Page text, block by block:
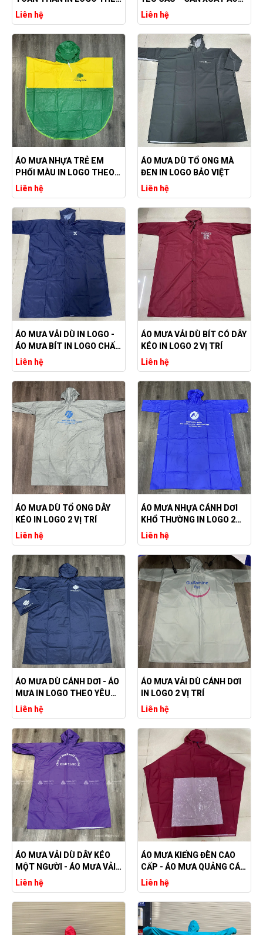
YÊU CẦU
Liên hệ
MƯA GIÁ RẺ
Liên hệ
ÁO MƯA NHỰA TRẺ EM
PHỐI MÀU IN LOGO THEO
YÊU CẦU
Liên hệ
ÁO MƯA DÙ TỔ ONG MÀ
ĐEN IN LOGO BẢO VIỆT
Liên hệ
ÁO MƯA VẢI DÙ IN LOGO -
ÁO MƯA BÍT IN LOGO CHẤT
LƯỢNG
Liên hệ
ÁO MƯA VẢI DÙ BÍT CÓ DÂY
KÉO IN LOGO 2 VỊ TRÍ
Liên hệ
ÁO MƯA DÙ TỔ ONG DÂY
KÉO IN LOGO 2 VỊ TRÍ
Liên hệ
ÁO MƯA NHỰA CÁNH DƠI
KHỔ THƯỜNG IN LOGO 2
MẶT
Liên hệ
ÁO MƯA DÙ CÁNH DƠI - ÁO
MƯA IN LOGO THEO YÊU
CẦU
Liên hệ
ÁO MƯA VẢI DÙ CÁNH DƠI
IN LOGO 2 VỊ TRÍ
Liên hệ
ÁO MƯA VẢI DÙ DÂY KÉO
MỘT NGƯỜI - ÁO MƯA VẢI
DÙ IN LOGO THEO YÊU CẦU
Liên hệ
ÁO MƯA KIẾNG ĐÈN CAO
CẤP - ÁO MƯA QUẢNG CÁO
CHẤT LƯỢNG
Liên hệ